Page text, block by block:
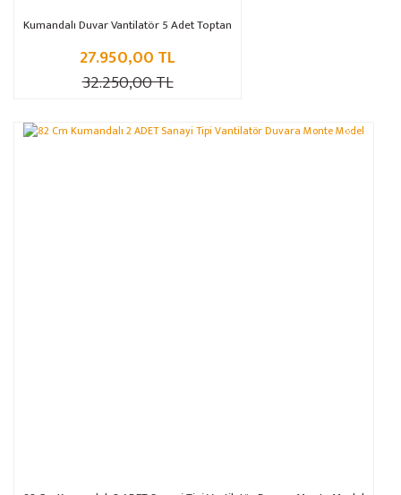
Kumandalı Duvar Vantilatör 5 Adet Toptan
27.950,00 TL
32.250,00 TL
%12